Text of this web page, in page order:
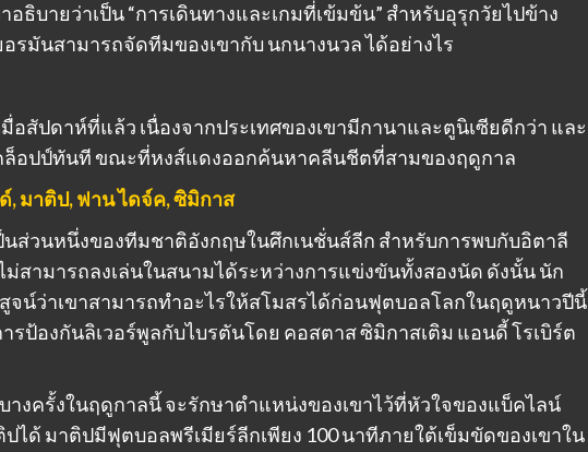
ธิบายว่าเป็น “การเดินทางและเกมที่เข้มข้น” สำหรับอุรุกวัยไปข้าง
รมันสามารถจัดทีมของเขากับ นกนางนวล ได้อย่างไร
อสัปดาห์ที่แล้ว เนื่องจากประเทศของเขามีกานาและตูนิเซียดีกว่า และ
คล็อปป์ทันที ขณะที่หงส์แดงออกค้นหาคลีนชีตที่สามของฤดูกาล
, มาติป, ฟาน ไดจ์ค, ซิมิกาส
นส่วนหนึ่งของทีมชาติอังกฤษในศึกเนชั่นส์ลีก สำหรับการพบกับอิตาลี
ม่สามารถลงเล่นในสนามได้ระหว่างการแข่งขันทั้งสองนัด ดังนั้น นัก
จน์ว่าเขาสามารถทำอะไรให้สโมสรได้ก่อนฟุตบอลโลกในฤดูหนาวปีนี้
รป้องกันลิเวอร์พูลกับไบรตันโดย คอสตาส ซิมิกาสเติม แอนดี้ โรเบิร์ต
งครั้งในฤดูกาลนี้ จะรักษาตำแหน่งของเขาไว้ที่หัวใจของแบ็คไลน์
ได้ มาติปมีฟุตบอลพรีเมียร์ลีกเพียง 100 นาทีภายใต้เข็มขัดของเขาใน